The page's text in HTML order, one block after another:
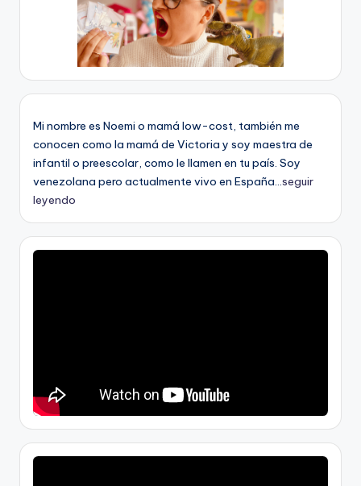
Mi nombre es Noemi o mamá low-cost, también me
conocen como la mamá de Victoria y soy maestra de
infantil o preescolar, como le llamen en tu país. Soy
venezolana pero actualmente vivo en España...seguir
leyendo